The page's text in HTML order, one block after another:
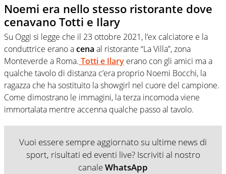
Noemi era nello stesso ristorante dove
cenavano Totti e Ilary
Su Oggi si legge che il 23 ottobre 2021, l’ex calciatore e la
conduttrice erano acena al ristorante “La Villa”, zona
Monteverde a Roma. Tottie Ilary erano con gli amici ma a
qualche tavolo di distanza c’era proprio Noemi Bocchi, la
ragazza che ha sostituito la showgirl nel cuore del campione.
Come dimostrano le immagini, la terza incomoda viene
immortalata mentre accenna qualche passo al tavolo.
Vuoi essere sempre aggiornato su ultime news di
sport, risultati ed eventi live? Iscriviti al nostro
canaleWhatsApp